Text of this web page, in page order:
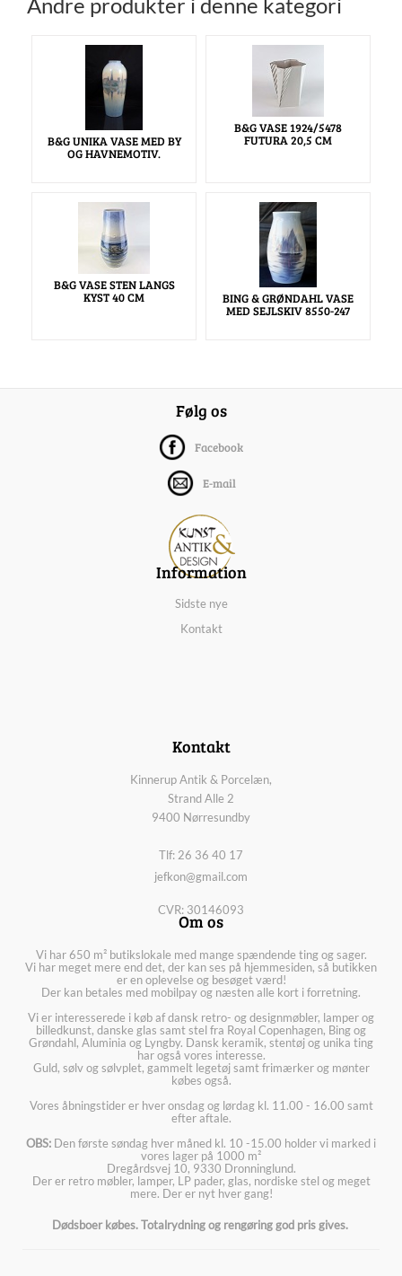
B&G UNIKA VASE MED BY
OG HAVNEMOTIV.
B&G VASE 1924/5478
FUTURA 20,5 CM
B&G VASE STEN LANGS
KYST 40 CM BING & GRØNDAHL VASE
MED SEJLSKIV 8550-247
Følg os
Facebook
E-mail
Information
Sidste nye
Kontakt
Kontakt
Kinnerup Antik & Porcelæn,
Strand Alle 2
9400 Nørresundby
Tlf: 26 36 40 17
jefkon@gmail.com
CVR: 30146093
Om os
Vi har 650 m² butikslokale med mange spændende ting og sager.
Vi har meget mere end det, der kan ses på hjemmesiden, så butikken
er en oplevelse og besøget værd!
Der kan betales med mobilpay og næsten alle kort i forretning.
Vi er interesserede i køb af dansk retro- og designmøbler, lamper og
billedkunst, danske glas samt stel fra Royal Copenhagen, Bing og
Grøndahl, Aluminia og Lyngby. Dansk keramik, stentøj og unika ting
har også vores interesse.
Guld, sølv og sølvplet, gammelt legetøj samt frimærker og mønter
købes også.
Vores åbningstider er hver onsdag og lørdag kl. 11.00 - 16.00 samt
efter aftale.
OBS: Den første søndag hver måned kl. 10 -15.00 holder vi marked i
vores lager på 1000 m²
Dregårdsvej 10, 9330 Dronninglund.
Der er retro møbler, lamper, LP pader, glas, nordiske stel og meget
mere. Der er nyt hver gang!
Dødsboer købes. Totalrydning og rengøring god pris gives.